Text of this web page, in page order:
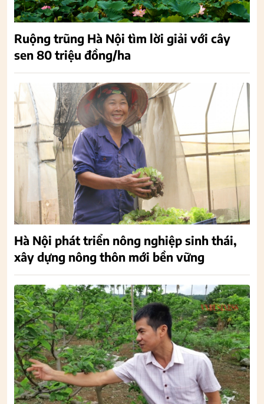
Ruộng trũng Hà Nội tìm lời giải với cây
sen 80 triệu đồng/ha
Hà Nội phát triển nông nghiệp sinh thái,
xây dựng nông thôn mới bền vững